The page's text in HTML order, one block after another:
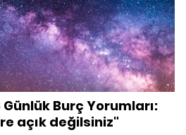
Burç Yorumları:
açık değilsiniz"